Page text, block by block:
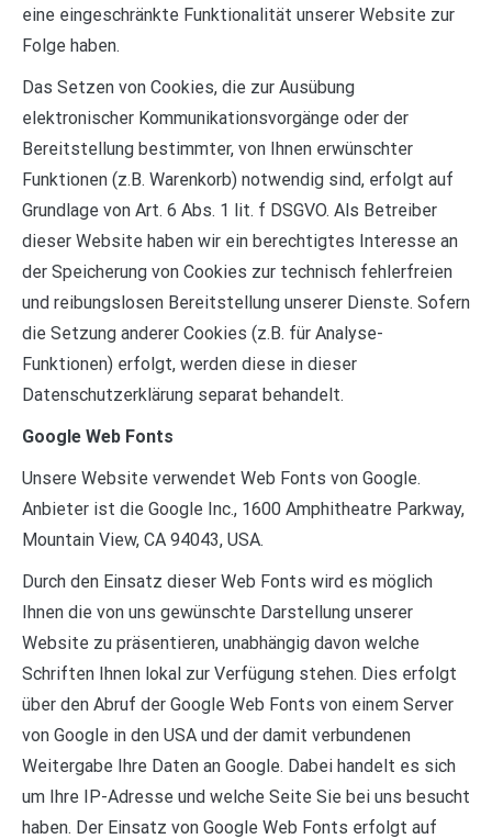
eine eingeschränkte Funktionalität unserer Website zur
Folge haben.
Das Setzen von Cookies, die zur Ausübung
elektronischer Kommunikationsvorgänge oder der
Bereitstellung bestimmter, von Ihnen erwünschter
Funktionen (z.B. Warenkorb) notwendig sind, erfolgt auf
Grundlage von Art. 6 Abs. 1 lit. f DSGVO. Als Betreiber
dieser Website haben wir ein berechtigtes Interesse an
der Speicherung von Cookies zur technisch fehlerfreien
und reibungslosen Bereitstellung unserer Dienste. Sofern
die Setzung anderer Cookies (z.B. für Analyse-
Funktionen) erfolgt, werden diese in dieser
Datenschutzerklärung separat behandelt.
Google Web Fonts
Unsere Website verwendet Web Fonts von Google.
Anbieter ist die Google Inc., 1600 Amphitheatre Parkway,
Mountain View, CA 94043, USA.
Durch den Einsatz dieser Web Fonts wird es möglich
Ihnen die von uns gewünschte Darstellung unserer
Website zu präsentieren, unabhängig davon welche
Schriften Ihnen lokal zur Verfügung stehen. Dies erfolgt
über den Abruf der Google Web Fonts von einem Server
von Google in den USA und der damit verbundenen
Weitergabe Ihre Daten an Google. Dabei handelt es sich
um Ihre IP-Adresse und welche Seite Sie bei uns besucht
haben. Der Einsatz von Google Web Fonts erfolgt auf